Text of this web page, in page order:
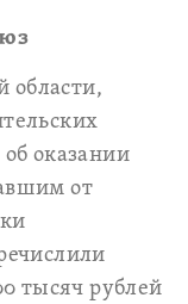
области,
оказании
от
тысяч рублей